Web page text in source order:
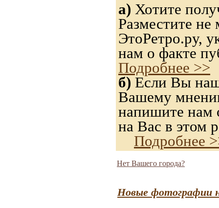
а) Хотите
Разместите
ЭтоРетро.ру,
нам о факте
Подробнее >>
б) Если Вы
Вашему
напишите нам
на Вас в этом
Подробнее
Нет Вашего города?
Новые фотографии